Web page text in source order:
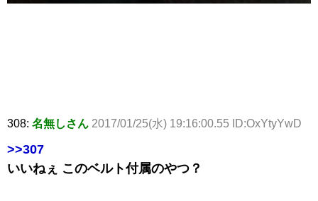
308: 名無しさん 2017/01/25(水) 19:16:00.55 ID:OxYtyYwD
>>307
いいねぇ このベルト付属のやつ？